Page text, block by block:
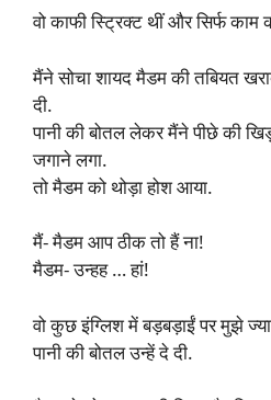
वो काफी स्ट्रिक्ट थीं और सिर्फ काम
मैंने सोचा शायद मैडम की तबियत
दी.
पानी की बोतल लेकर मैंने पीछे की
जगाने लगा.
तो मैडम को थोड़ा होश आया.
मैं- मैडम आप ठीक तो हैं ना!
मैडम- उन्हह … हां!
वो कुछ इंग्लिश में बड़बड़ाईं पर मुझे
पानी की बोतल उन्हें दे दी.